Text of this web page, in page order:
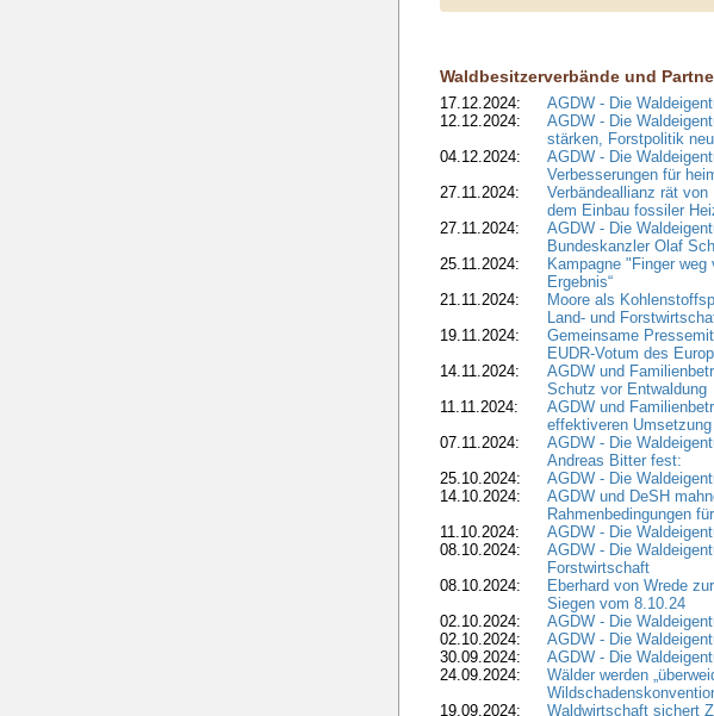
Waldbesitzerverbände und
17.12.2024:
AGDW - Die
12.12.2024:
AGDW - Die
stärken, Forstpolitik
04.12.2024:
AGDW - Die
Verbesserungen für
27.11.2024:
Verbändeallianz rät
dem Einbau fossiler
27.11.2024:
AGDW - Die
Bundeskanzler Olaf
25.11.2024:
Kampagne "Finger
Ergebnis“
21.11.2024:
Moore als
Land- und
19.11.2024:
Gemeinsame
EUDR-Votum des
14.11.2024:
AGDW und
Schutz vor Entwaldung
11.11.2024:
AGDW und
effektiveren
07.11.2024:
AGDW - Die
Andreas Bitter fest:
25.10.2024:
AGDW - Die
14.10.2024:
AGDW und DeSH
Rahmenbedingungen
11.10.2024:
AGDW - Die
08.10.2024:
AGDW - Die
Forstwirtschaft
08.10.2024:
Eberhard von Wrede
Siegen vom 8.10.24
02.10.2024:
AGDW - Die
02.10.2024:
AGDW - Die
30.09.2024:
AGDW - Die
24.09.2024:
Wälder werden
19.09.2024:
Waldwirtschaft sichert